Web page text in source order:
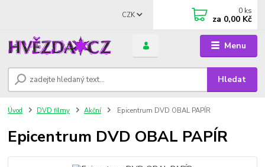
Menu
CZK
Hledat
0 ks
za 0,00 Kč
Úvod DVD filmy Akční Epicentrum DVD OBAL PAPÍR
Epicentrum DVD OBAL PAPÍR